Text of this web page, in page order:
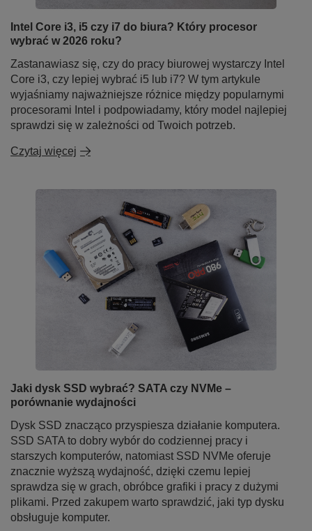
Intel Core i3, i5 czy i7 do biura? Który procesor
wybrać w 2026 roku?
Zastanawiasz się, czy do pracy biurowej wystarczy Intel
Core i3, czy lepiej wybrać i5 lub i7? W tym artykule
wyjaśniamy najważniejsze różnice między popularnymi
procesorami Intel i podpowiadamy, który model najlepiej
sprawdzi się w zależności od Twoich potrzeb.
Czytaj więcej
Jaki dysk SSD wybrać? SATA czy NVMe –
porównanie wydajności
Dysk SSD znacząco przyspiesza działanie komputera.
SSD SATA to dobry wybór do codziennej pracy i
starszych komputerów, natomiast SSD NVMe oferuje
znacznie wyższą wydajność, dzięki czemu lepiej
sprawdza się w grach, obróbce grafiki i pracy z dużymi
plikami. Przed zakupem warto sprawdzić, jaki typ dysku
obsługuje komputer.